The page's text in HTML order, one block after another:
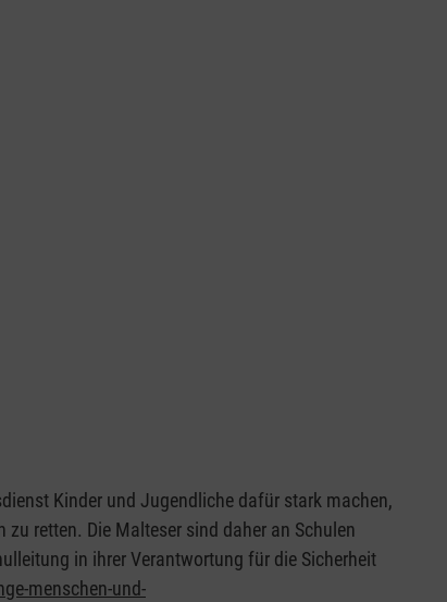
Kinder und Jugendliche dafür stark machen,
retten. Die Malteser sind daher an Schulen
in ihrer Verantwortung für die Sicherheit
menschen-und-